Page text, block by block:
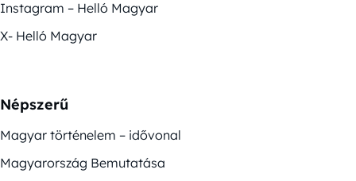
Instagram – Helló Magyar
X- Helló Magyar
Népszerű
Magyar történelem – idővonal
Magyarország Bemutatása